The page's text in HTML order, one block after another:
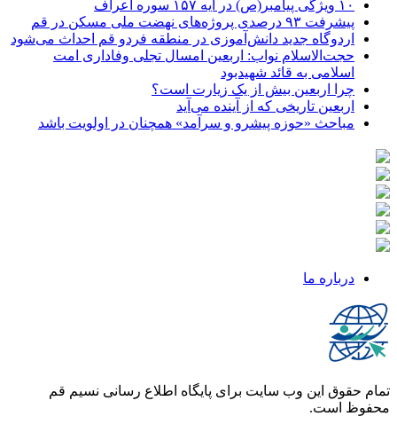
۱۰ ویژگی پیامبر(ص) در آیه ۱۵۷ سوره اعراف
پیشرفت ۹۳ درصدی پروژه‌های نهضت ملی مسکن در قم
اردوگاه جدید دانش‌آموزی در منطقه فردو قم احداث می‌شود
حجت‌الاسلام نواب: اربعین امسال تجلی وفاداری امت
اسلامی به قائد شهیدبود
چرا اربعین بیش از یک زیارت است؟
اربعین تاریخی که از آینده می‌آید
مباحث «حوزه پیشرو و سرآمد» همچنان در اولویت باشد
درباره ما
تمام حقوق این وب سایت برای پایگاه اطلاع رسانی نسیم قم
محفوظ است.